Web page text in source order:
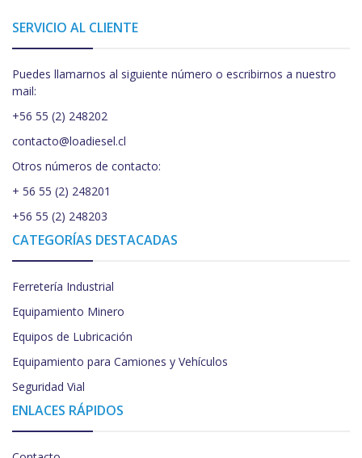
SERVICIO AL CLIENTE
Puedes llamarnos al siguiente número o escribirnos a nuestro
mail:
+56 55 (2) 248202
contacto@loadiesel.cl
Otros números de contacto:
+ 56 55 (2) 248201
+56 55 (2) 248203
CATEGORÍAS DESTACADAS
Ferretería Industrial
Equipamiento Minero
Equipos de Lubricación
Equipamiento para Camiones y Vehículos
Seguridad Vial
ENLACES RÁPIDOS